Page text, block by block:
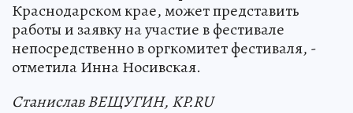
Краснодарском крае, может представить
работы и заявку на участие в фестивале
непосредственно в оргкомитет фестиваля, -
отметила Инна Носивская.
Станислав ВЕЩУГИН, KP.RU